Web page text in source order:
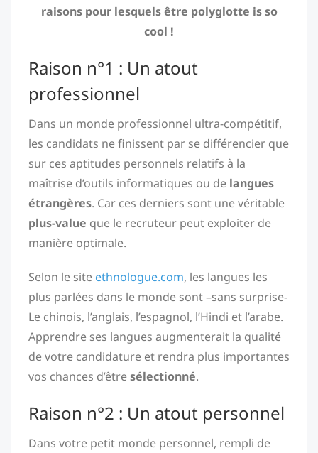
raisons pour lesquels être polyglotte is so
cool !
Raison n°1 : Un atout
professionnel
Dans un monde professionnel ultra-compétitif,
les candidats ne finissent par se différencier que
sur ces aptitudes personnels relatifs à la
maîtrise d’outils informatiques ou de langues
étrangères. Car ces derniers sont une véritable
plus-value que le recruteur peut exploiter de
manière optimale.
Selon le site ethnologue.com, les langues les
plus parlées dans le monde sont –sans surprise-
Le chinois, l’anglais, l’espagnol, l’Hindi et l’arabe.
Apprendre ses langues augmenterait la qualité
de votre candidature et rendra plus importantes
vos chances d’êtresélectionné.
Raison n°2 : Un atout personnel
Dans votre petit monde personnel, rempli de